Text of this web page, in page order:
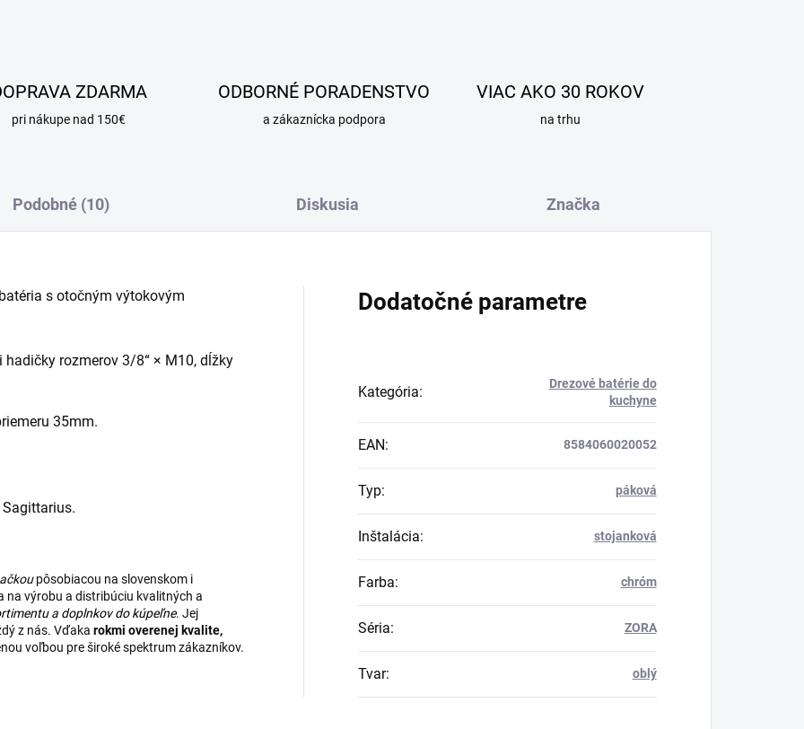
ZDARMA
pri nákupe nad 150€
ODBORNÉ PORADENSTVO
a zákaznícka podpora
VIAC AKO 30 ROKOV
na trhu
Podobné (10) Diskusia Značka
s otočným výtokovým
rozmerov 3/8“ × M10, dĺžky
35mm.
pôsobiacou na slovenskom i
na výrobu a distribúciu kvalitných a
a doplnkov do kúpeľne. Jej
z nás. Vďaka rokmi overenej kvalite,
voľbou pre široké spektrum zákazníkov.
Dodatočné parametre
Kategória:
Drezové batérie do
kuchyne
EAN: 8584060020052
Typ: páková
Inštalácia: stojanková
Farba: chróm
Séria: ZORA
Tvar: oblý